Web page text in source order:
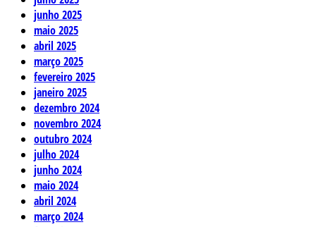
junho 2025
maio 2025
abril 2025
março 2025
fevereiro 2025
janeiro 2025
dezembro 2024
novembro 2024
outubro 2024
julho 2024
junho 2024
maio 2024
abril 2024
março 2024